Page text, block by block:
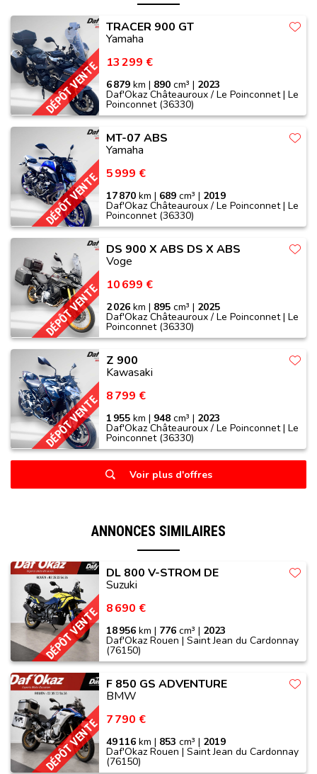
DÉPÔT VENTE
TRACER 900 GT
Yamaha
13 299 €
6 879 km | 890 cm³ | 2023
Daf'Okaz Châteauroux / Le Poinconnet | Le
Poinconnet (36330)
DÉPÔT VENTE
MT-07 ABS
Yamaha
5 999 €
17 870 km | 689 cm³ | 2019
Daf'Okaz Châteauroux / Le Poinconnet | Le
Poinconnet (36330)
DÉPÔT VENTE
DS 900 X ABS DS X ABS
Voge
10 699 €
2 026 km | 895 cm³ | 2025
Daf'Okaz Châteauroux / Le Poinconnet | Le
Poinconnet (36330)
DÉPÔT VENTE
Z 900
Kawasaki
8 799 €
1 955 km | 948 cm³ | 2023
Daf'Okaz Châteauroux / Le Poinconnet | Le
Poinconnet (36330)
Voir plus d'offres
ANNONCES SIMILAIRES
DÉPÔT VENTE
DL 800 V-STROM DE
Suzuki
8 690 €
18 956 km | 776 cm³ | 2023
Daf'Okaz Rouen | Saint Jean du Cardonnay
(76150)
DÉPÔT VENTE
F 850 GS ADVENTURE
BMW
7 790 €
49 116 km | 853 cm³ | 2019
Daf'Okaz Rouen | Saint Jean du Cardonnay
(76150)